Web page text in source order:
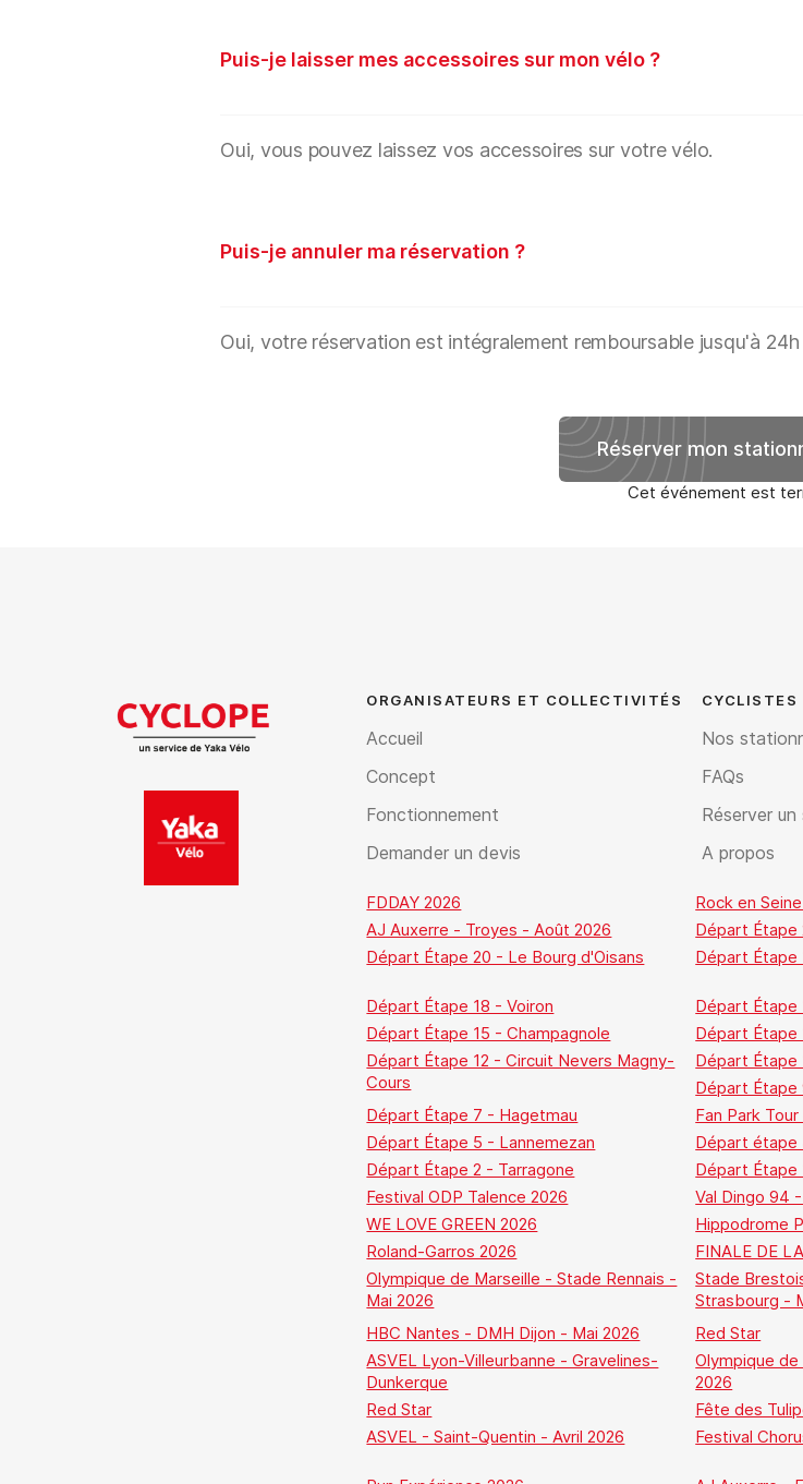
Puis-je laisser mes accessoires sur mon vélo ?
Oui, vous pouvez laissez vos accessoires sur votre vélo.
Puis-je annuler ma réservation ?
Oui, votre réservation est intégralement remboursable jusqu'à
Réserver mon
Cet événement est
CYCLISTES
Nos
FAQs
Réserver
A propos
ORGANISATEURS ET COLLECTIVITÉS
Accueil
Concept
Fonctionnement
Demander un devis
FDDAY 2026 Rock en
AJ Auxerre - Troyes - Août 2026
Départ Étape
Départ Étape 20 - Le Bourg d'Oisans
Départ Étape
Départ Étape 18 - Voiron
Départ Étape
Départ Étape 15 - Champagnole
Départ Étape
Départ Étape 12 - Circuit Nevers Magny-
Cours
Départ Étape
Départ
Départ Étape 7 - Hagetmau
Fan Park
Départ Étape 5 - Lannemezan
Départ étape
Départ Étape 2 - Tarragone
Départ Étape
Festival ODP Talence 2026
Val Dingo 94
WE LOVE GREEN 2026
Hippodrome
Roland-Garros 2026
FINALE DE
Olympique de Marseille - Stade Rennais -
Mai 2026
Stade
Strasbourg -
HBC Nantes - DMH Dijon - Mai 2026
Red Star
ASVEL Lyon-Villeurbanne - Gravelines-
Dunkerque
Olympique
2026
Red Star
Fête des
ASVEL - Saint-Quentin - Avril 2026
Festival